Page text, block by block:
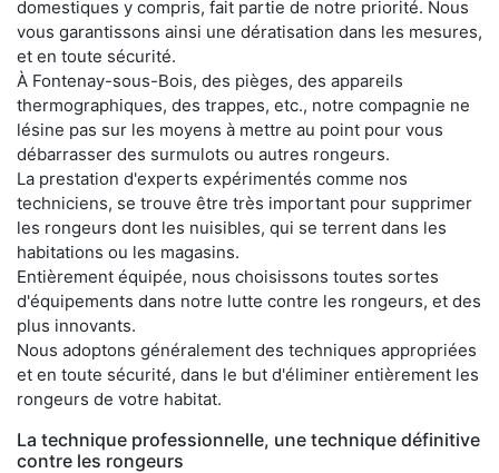
domestiques y compris, fait partie de notre priorité. Nous
vous garantissons ainsi une dératisation dans les mesures,
et en toute sécurité.
À Fontenay-sous-Bois, des pièges, des appareils
thermographiques, des trappes, etc., notre compagnie ne
lésine pas sur les moyens à mettre au point pour vous
débarrasser des surmulots ou autres rongeurs.
La prestation d'experts expérimentés comme nos
techniciens, se trouve être très important pour supprimer
les rongeurs dont les nuisibles, qui se terrent dans les
habitations ou les magasins.
Entièrement équipée, nous choisissons toutes sortes
d'équipements dans notre lutte contre les rongeurs, et des
plus innovants.
Nous adoptons généralement des techniques appropriées
et en toute sécurité, dans le but d'éliminer entièrement les
rongeurs de votre habitat.
La technique professionnelle, une technique définitive
contre les rongeurs